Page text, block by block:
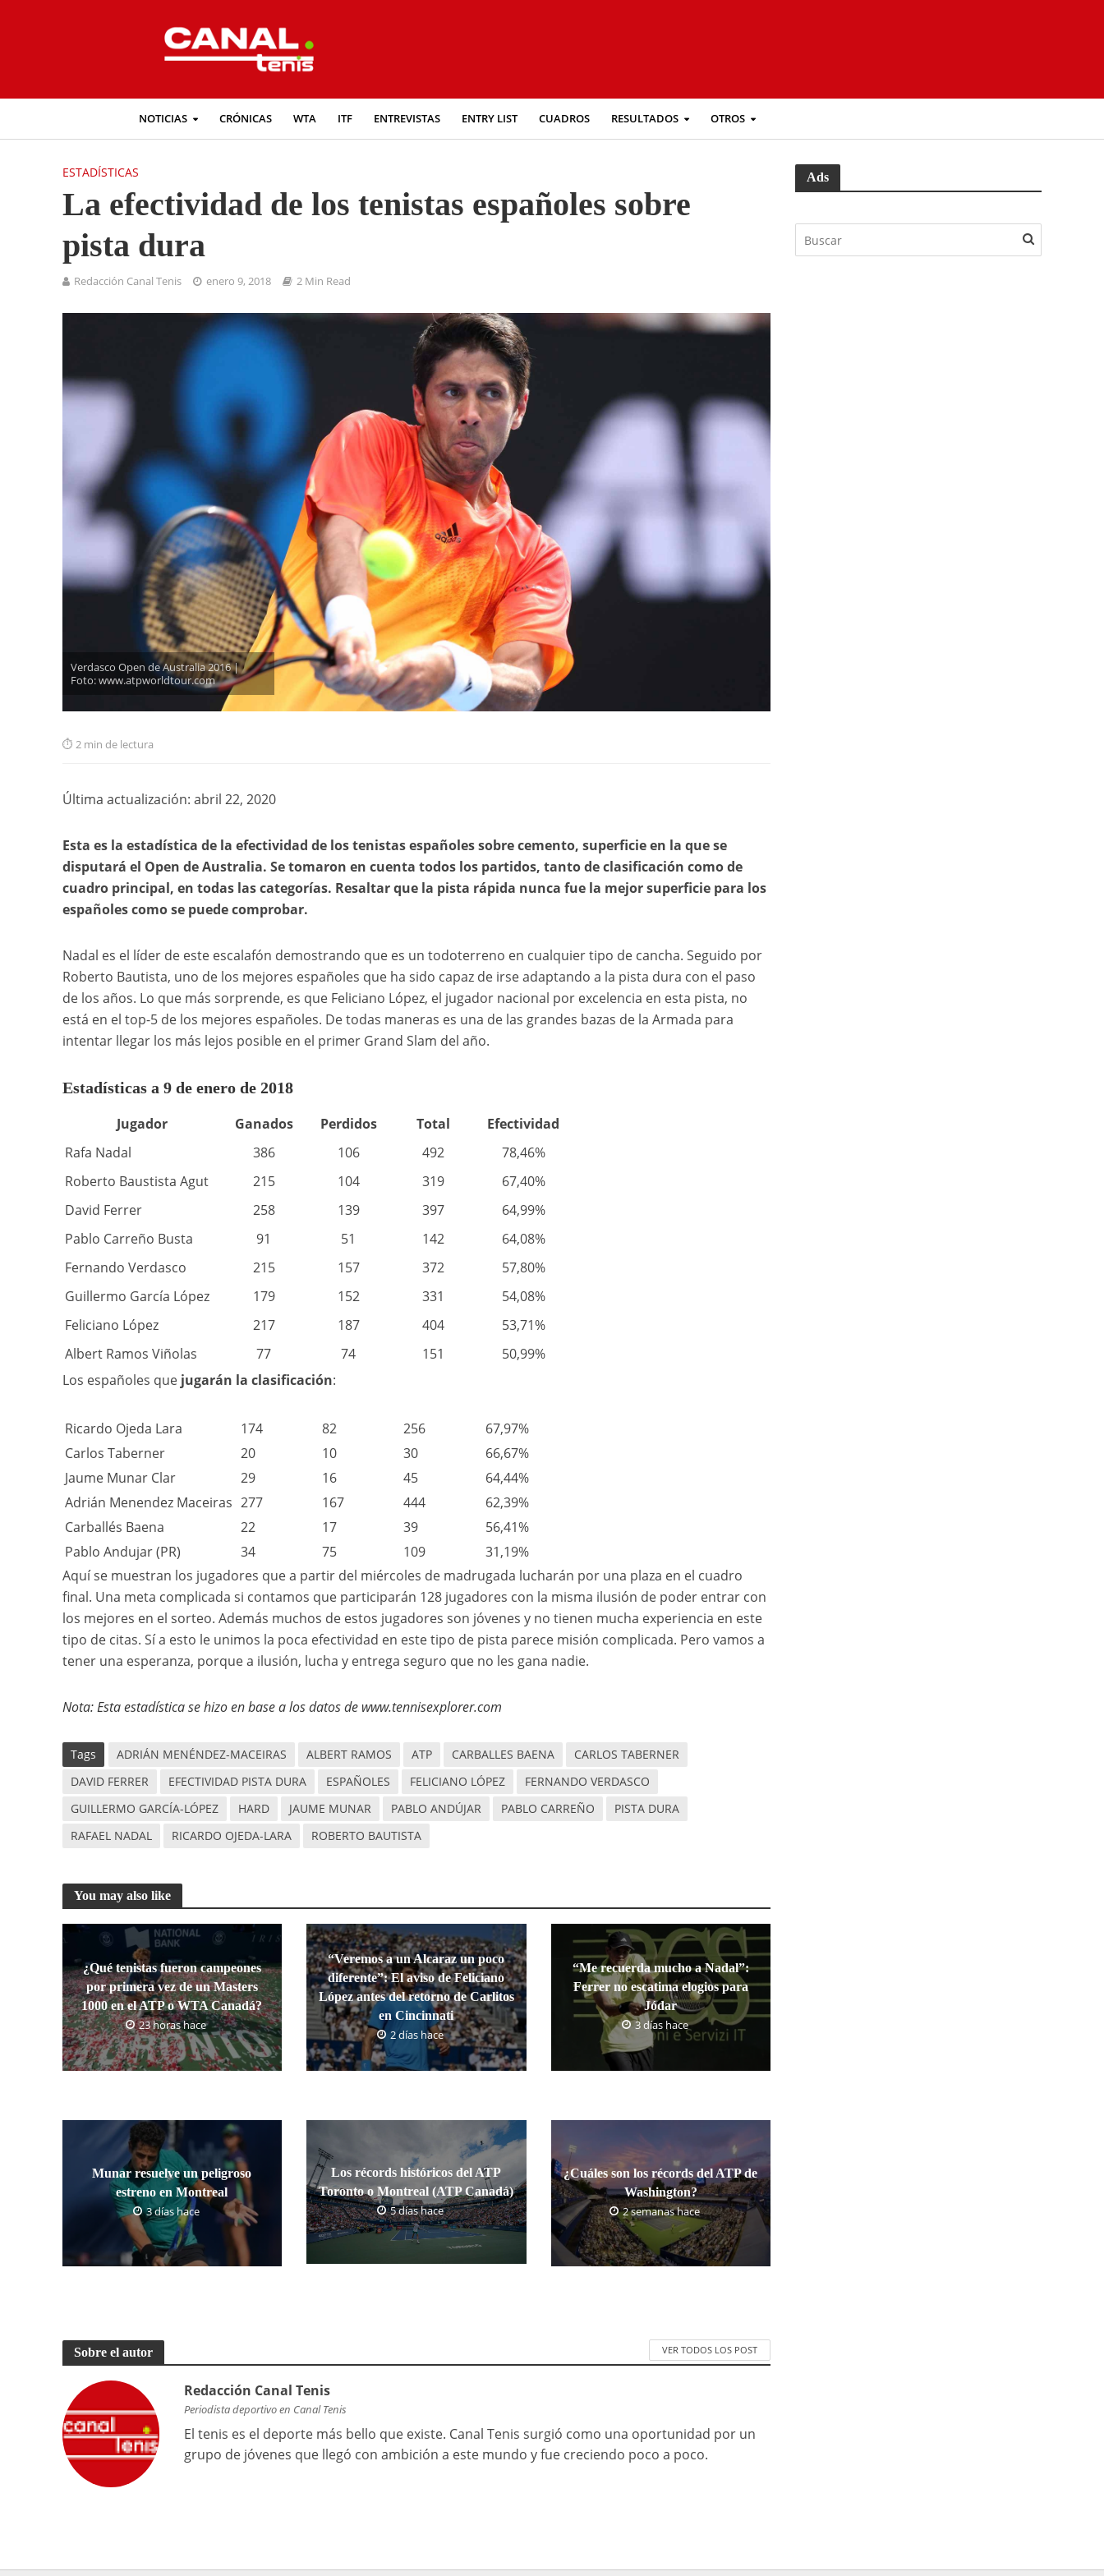
NOTICIAS CRÓNICAS WTA ITF ENTREVISTAS ENTRY LIST CUADROS RESULTADOS OTROS
ESTADÍSTICAS
La efectividad de los tenistas españoles sobre
pista dura
Redacción Canal Tenis enero 9, 2018 2 Min Read
Verdasco Open de Australia 2016 |
Foto: www.atpworldtour.com
2 min de lectura
Última actualización: abril 22, 2020
Esta es la estadística de la efectividad de los tenistas españoles sobre cemento, superficie en la que se
disputará el Open de Australia. Se tomaron en cuenta todos los partidos, tanto de clasificación como de
cuadro principal, en todas las categorías. Resaltar que la pista rápida nunca fue la mejor superficie para los
españoles como se puede comprobar.
Nadal es el líder de este escalafón demostrando que es un todoterreno en cualquier tipo de cancha. Seguido por
Roberto Bautista, uno de los mejores españoles que ha sido capaz de irse adaptando a la pista dura con el paso
de los años. Lo que más sorprende, es que Feliciano López, el jugador nacional por excelencia en esta pista, no
está en el top-5 de los mejores españoles. De todas maneras es una de las grandes bazas de la Armada para
intentar llegar los más lejos posible en el primer Grand Slam del año.
Estadísticas a 9 de enero de 2018
Jugador
Ganados Perdidos Total
Efectividad
Rafa Nadal
386 106 492
78,46%
Roberto Baustista Agut
215 104 319
67,40%
David Ferrer
258 139 397
64,99%
Pablo Carreño Busta
91 51 142
64,08%
Fernando Verdasco
215 157 372
57,80%
Guillermo García López
179 152 331
54,08%
Feliciano López
217 187 404
53,71%
Albert Ramos Viñolas
77 74 151
50,99%
Los españoles quejugarán la clasificación:
Ricardo Ojeda Lara 174 82 256
67,97%
Carlos Taberner
20 10 30
66,67%
Jaume Munar Clar
29 16 45
64,44%
Adrián Menendez Maceiras 277 167 444
62,39%
Carballés Baena
22 17 39
56,41%
Pablo Andujar (PR)
34 75 109
31,19%
Aquí se muestran los jugadores que a partir del miércoles de madrugada lucharán por una plaza en el cuadro
final. Una meta complicada si contamos que participarán 128 jugadores con la misma ilusión de poder entrar con
los mejores en el sorteo. Además muchos de estos jugadores son jóvenes y no tienen mucha experiencia en este
tipo de citas. Sí a esto le unimos la poca efectividad en este tipo de pista parece misión complicada. Pero vamos a
tener una esperanza, porque a ilusión, lucha y entrega seguro que no les gana nadie.
Nota: Esta estadística se hizo en base a los datos de www.tennisexplorer.com
Tags ADRIÁN MENÉNDEZ-MACEIRAS ALBERT RAMOS ATP CARBALLES BAENA
CARLOS TABERNER
DAVID FERRER
EFECTIVIDAD PISTA DURA ESPAÑOLES FELICIANO LÓPEZ
FERNANDO VERDASCO
GUILLERMO GARCÍA-LÓPEZ
HARD JAUME MUNAR PABLO ANDÚJAR PABLO CARREÑO
PISTA DURA
RAFAEL NADAL
RICARDO OJEDA-LARA ROBERTO BAUTISTA
You may also like
¿Qué tenistas fueron campeones
por primera vez de un Masters
1000 en el ATP o WTA Canadá?
23 horas hace
“Veremos a un Alcaraz un poco
diferente”: El aviso de Feliciano
López antes del retorno de Carlitos
en Cincinnati
2 días hace
“Me recuerda mucho a Nadal”:
Ferrer no escatima elogios para
Jódar
3 días hace
Munar resuelve un peligroso
estreno en Montreal
3 días hace
Los récords históricos del ATP
Toronto o Montreal (ATP Canadá)
5 días hace
¿Cuáles son los récords del ATP de
Washington?
2 semanas hace
Sobre el autor VER TODOS LOS POST
Redacción Canal Tenis
Periodista deportivo en Canal Tenis
El tenis es el deporte más bello que existe. Canal Tenis surgió como una oportunidad por un
grupo de jóvenes que llegó con ambición a este mundo y fue creciendo poco a poco.
Ads